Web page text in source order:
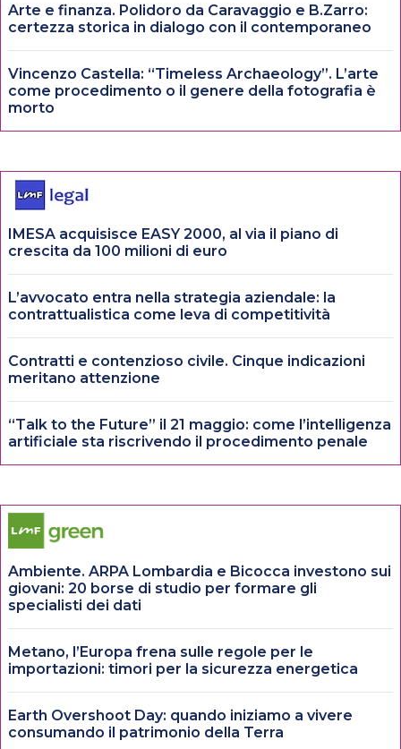
Arte e finanza. Polidoro da Caravaggio e B.Zarro:
certezza storica in dialogo con il contemporaneo
Vincenzo Castella: “Timeless Archaeology”. L’arte
come procedimento o il genere della fotografia è
morto
IMESA acquisisce EASY 2000, al via il piano di
crescita da 100 milioni di euro
L’avvocato entra nella strategia aziendale: la
contrattualistica come leva di competitività
Contratti e contenzioso civile. Cinque indicazioni
meritano attenzione
“Talk to the Future” il 21 maggio: come l’intelligenza
artificiale sta riscrivendo il procedimento penale
Ambiente. ARPA Lombardia e Bicocca investono sui
giovani: 20 borse di studio per formare gli
specialisti dei dati
Metano, l’Europa frena sulle regole per le
importazioni: timori per la sicurezza energetica
Earth Overshoot Day: quando iniziamo a vivere
consumando il patrimonio della Terra